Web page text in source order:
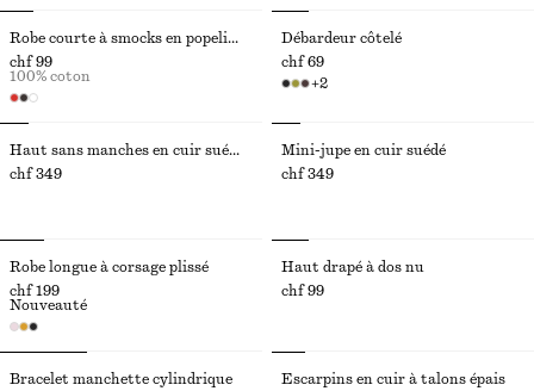
Robe courte à smocks en popeline de coton
chf 99
100% coton
Débardeur côtelé
chf 69
+2
Haut sans manches en cuir suédé
chf 349
Mini-jupe en cuir suédé
chf 349
Robe longue à corsage plissé
chf 199
Nouveauté
Haut drapé à dos nu
chf 99
Bracelet manchette cylindrique
Escarpins en cuir à talons épais